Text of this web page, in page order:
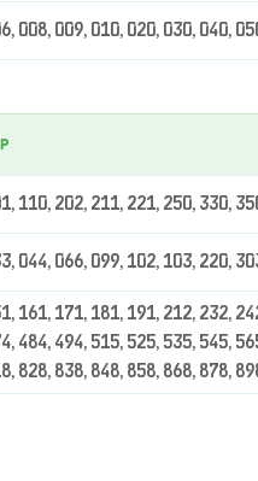
008, 009, 010, 020, 030, 040,
110, 202, 211, 221, 250, 330,
044, 066, 099, 102, 103, 220,
161, 171, 181, 191, 212, 232,
484, 494, 515, 525, 535, 545,
828, 838, 848, 858, 868, 878,